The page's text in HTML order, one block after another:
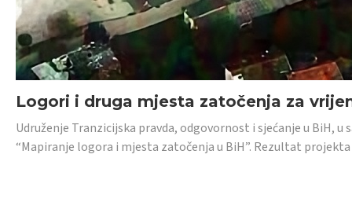
Logori i druga mjesta zatočenja za
Udruženje Tranzicijska pravda, odgovornost i sjećanje u BiH,
“Mapiranje logora i mjesta zatočenja u BiH”. Rezultat